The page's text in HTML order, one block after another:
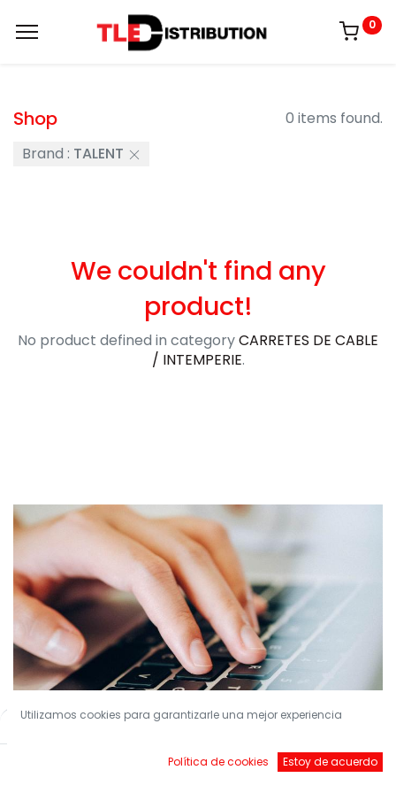
Filters Default
0
Shop
0 items found.
Brand : TALENT
We couldn't find any
product!
No product defined in categoryCARRETES DE CABLE
/ INTEMPERIE.
¡Conviértete en nuestro Socio!
Utilizamos cookies para garantizarle una mejor experiencia
Política de cookies Estoy de acuerdo